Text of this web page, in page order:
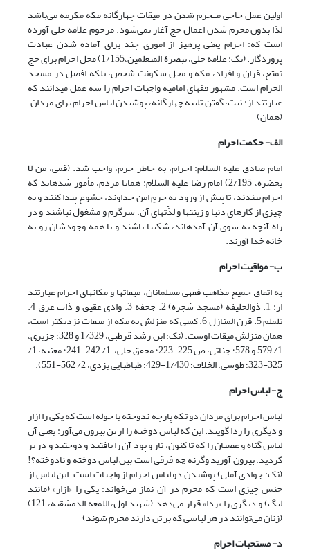
اولین عمل حاجی مــحرم شدن در میقات چهارگانه مکه مکرمه می‌باشد
لذا بدون محرم شدن اعمال حج آغاز نمی‌شود. مرحوم علامه حلی آورده
است که: احرام یعنی پرهیز از اموری چند برای آماده شدن عبادت
پروردگار. (نک: علامه حلی، تبصرة المتعلمین،1/155) محل احرام برای حج
تمتع، قران و افراد، مکه و محل سکونت شخص، بلکه افضل در مسجد
الحرام است. مشهور فقهای امامیه واجبات احرام را سه عمل می­دانند که
عبارتند از: نیت، گفتن تلبیه چهارگانه، پوشیدن لباس احرام برای مردان.
(همان)
الف- حکمت احرام
امام صادق علیه السلام: احرام، به خاطر حرم، واجب شد. (قمی، من لا
یحضره، 2/195) امام رضا علیه السلام: همانا مردم، مأمور شده‏اند که
احرام ببندند، تا پیش از ورود به حرمِ امن خداوند، خشوع پیدا کنند و به
چیزى از کارهاى دنیا و زینت‏ها و لذّت‏هاى آن، سرگرم و مشغول نباشند و در
راه آنچه به سوى آن آمده‏اند، شکیبا باشند و با همه وجودشان رو به
خانه خدا آورند.
ب- مواقیت احرام
به اتفاق جمیع مذاهب فقهی مسلمانان، میقات­ها و مکان­های احرام عبارتند
از: 1. ذوالحلیفه (مسجد شجره) 2. جحفه 3. وادی عقیق و ذات عرق 4.
یَلَملَم 5. قرن المنازل 6. کسی که منزلش به مکه از میقات نزدیک­تر است،
همان منزلش میقات اوست. (نک: ابن رشد قرطبی، 1/329 و 328؛ جزیری،
1/ 579 و 578؛ جناتی، ص 225-223؛ محقق حلی، 1/ 242-241؛ مغنیه، 1/
325-323؛ طوسی، الخلاف؛ 1/430-429؛ طباطبایی یزدی، 2/ 562-551).
ج- لباس احرام
لباس احرام برای مردان دو تکه پارچه ندوخته یا حوله است که یکی را ازار
و دیگری را ردا گویند. این که لباس دوخته را از تن بیرون می‌آور: یعنی آن
لباس گناه و عصیان را که تا کنون، تار و پود آن را بافتید و دوختید و در بر
کردید، بیرون آورید وگرنه چه فرقی است بین لباس دوخته و نادوخته؟!
(نک: جوادی آملی) پوشیدن دو لباس احرام از واجبات است. این لباس از
جنس چیزی است که محرم در آن نماز می‌خواند: یکی را «ازار» (مانند
لنگ) و دیگری را «ردا» قرار می‌دهد.(شهید اول، اللمعه الدمشقیه، 121)
(زنان می‌‌توانند در هر لباسی که بر تن دارند محرم شوند)
د- مستحبات احرام